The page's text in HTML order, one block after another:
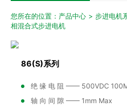
您所在的位置： 产品中心 > 步进电机
相混合式步进电机
86(S)系列
绝 缘 电 阻 —— 500VDC
轴 向 间 隙 —— 1mm Max